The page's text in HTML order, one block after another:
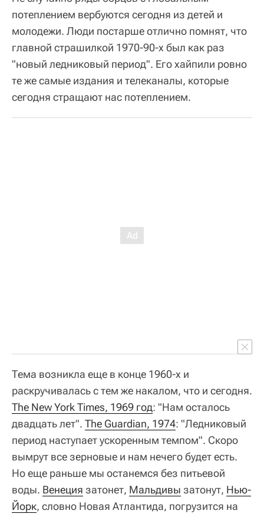
потеплением вербуются сегодня из детей и
молодежи. Люди постарше отлично помнят, что
главной страшилкой 1970-90-х был как раз
"новый ледниковый период". Его хайпили ровно
те же самые издания и телеканалы, которые
сегодня стращают нас потеплением.
Тема возникла еще в конце 1960-х и
раскручивалась с тем же накалом, что и сегодня.
The New York Times, 1969 год: "Нам осталось
двадцать лет". The Guardian, 1974: "Ледниковый
период наступает ускоренным темпом". Скоро
вымрут все зерновые и нам нечего будет есть.
Но еще раньше мы останемся без питьевой
воды. Венеция затонет, Мальдивы затонут, Нью-
Йорк, словно Новая Атлантида, погрузится на